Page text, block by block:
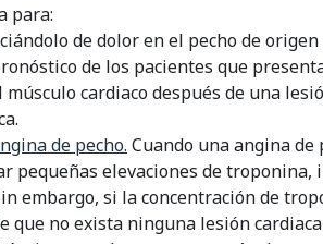
para:
de dolor en el pecho de origen
de los pacientes que
cardiaco después de una
de pecho. Cuando una angina
pequeñas elevaciones de troponina,
embargo, si la concentración de
que no exista ninguna lesión